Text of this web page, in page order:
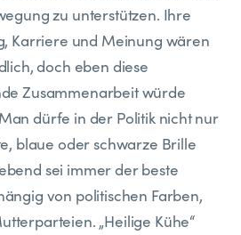
zu unterstützen. Ihre
Karriere und Meinung wären
doch eben diese
Zusammenarbeit würde
dürfe in der Politik nicht nur
blaue oder schwarze Brille
sei immer der beste
von politischen Farben,
„Heilige Kühe“